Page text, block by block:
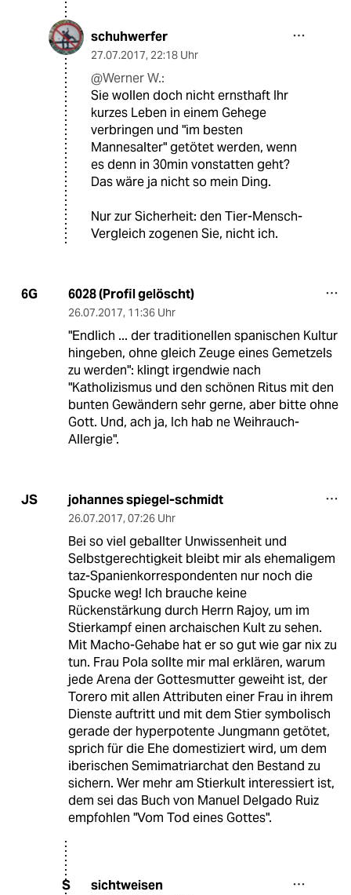
schuhwerfer
27.07.2017, 22:18 Uhr
@Werner W.:
Sie wollen doch nicht ernsthaft Ihr
kurzes Leben in einem Gehege
verbringen und "im besten
Mannesalter" getötet werden, wenn
es denn in 30min vonstatten geht?
Das wäre ja nicht so mein Ding.
Nur zur Sicherheit: den Tier-Mensch-
Vergleich zogenen Sie, nicht ich.
6G 6028 (Profil gelöscht)
26.07.2017, 11:36 Uhr
"Endlich ... der traditionellen spanischen Kultur
hingeben, ohne gleich Zeuge eines Gemetzels
zu werden": klingt irgendwie nach
"Katholizismus und den schönen Ritus mit den
bunten Gewändern sehr gerne, aber bitte ohne
Gott. Und, ach ja, Ich hab ne Weihrauch-
Allergie".
JS johannes spiegel-schmidt
26.07.2017, 07:26 Uhr
Bei so viel geballter Unwissenheit und
Selbstgerechtigkeit bleibt mir als ehemaligem
taz-Spanienkorrespondenten nur noch die
Spucke weg! Ich brauche keine
Rückenstärkung durch Herrn Rajoy, um im
Stierkampf einen archaischen Kult zu sehen.
Mit Macho-Gehabe hat er so gut wie gar nix zu
tun. Frau Pola sollte mir mal erklären, warum
jede Arena der Gottesmutter geweiht ist, der
Torero mit allen Attributen einer Frau in ihrem
Dienste auftritt und mit dem Stier symbolisch
gerade der hyperpotente Jungmann getötet,
sprich für die Ehe domestiziert wird, um dem
iberischen Semimatriarchat den Bestand zu
sichern. Wer mehr am Stierkult interessiert ist,
dem sei das Buch von Manuel Delgado Ruiz
empfohlen "Vom Tod eines Gottes".
S sichtweisen